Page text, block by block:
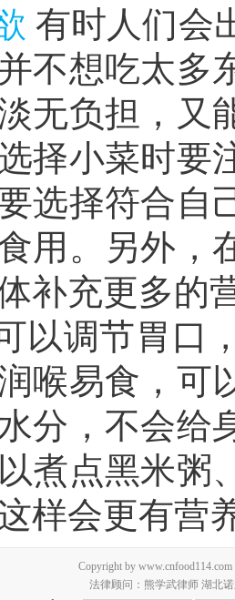
有时人们会
不想吃太多
无负担，又
择小菜时要
选择符合自
用。另外，
补充更多的
以调节胃口
喉易食，可
分，不会给
煮点黑米粥
样会更有营
Copyright by
法律顾问：熊学武律师 湖北